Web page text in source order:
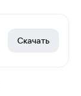
Скачать